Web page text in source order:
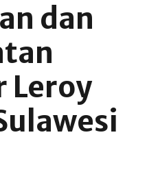
dan
Leroy